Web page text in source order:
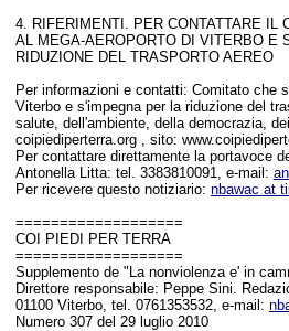
4. RIFERIMENTI. PER CONTATTARE IL
AL MEGA-AEROPORTO DI VITERBO E
RIDUZIONE DEL TRASPORTO AEREO
Per informazioni e contatti: Comitato che
Viterbo e s'impegna per la riduzione del
salute, dell'ambiente, della democrazia,
coipiediperterra.org , sito:
Per contattare direttamente la portavoce
Antonella Litta: tel. 3383810091, e-mail:
Per ricevere questo notiziario: nbawac at
===================
COI PIEDI PER TERRA
===================
Supplemento de "La nonviolenza e' in
Direttore responsabile: Peppe Sini.
01100 Viterbo, tel. 0761353532, e-mail:
Numero 307 del 29 luglio 2010